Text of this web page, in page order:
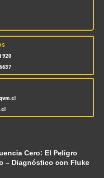
Cero: El Peligro
– Diagnóstico con Fluke